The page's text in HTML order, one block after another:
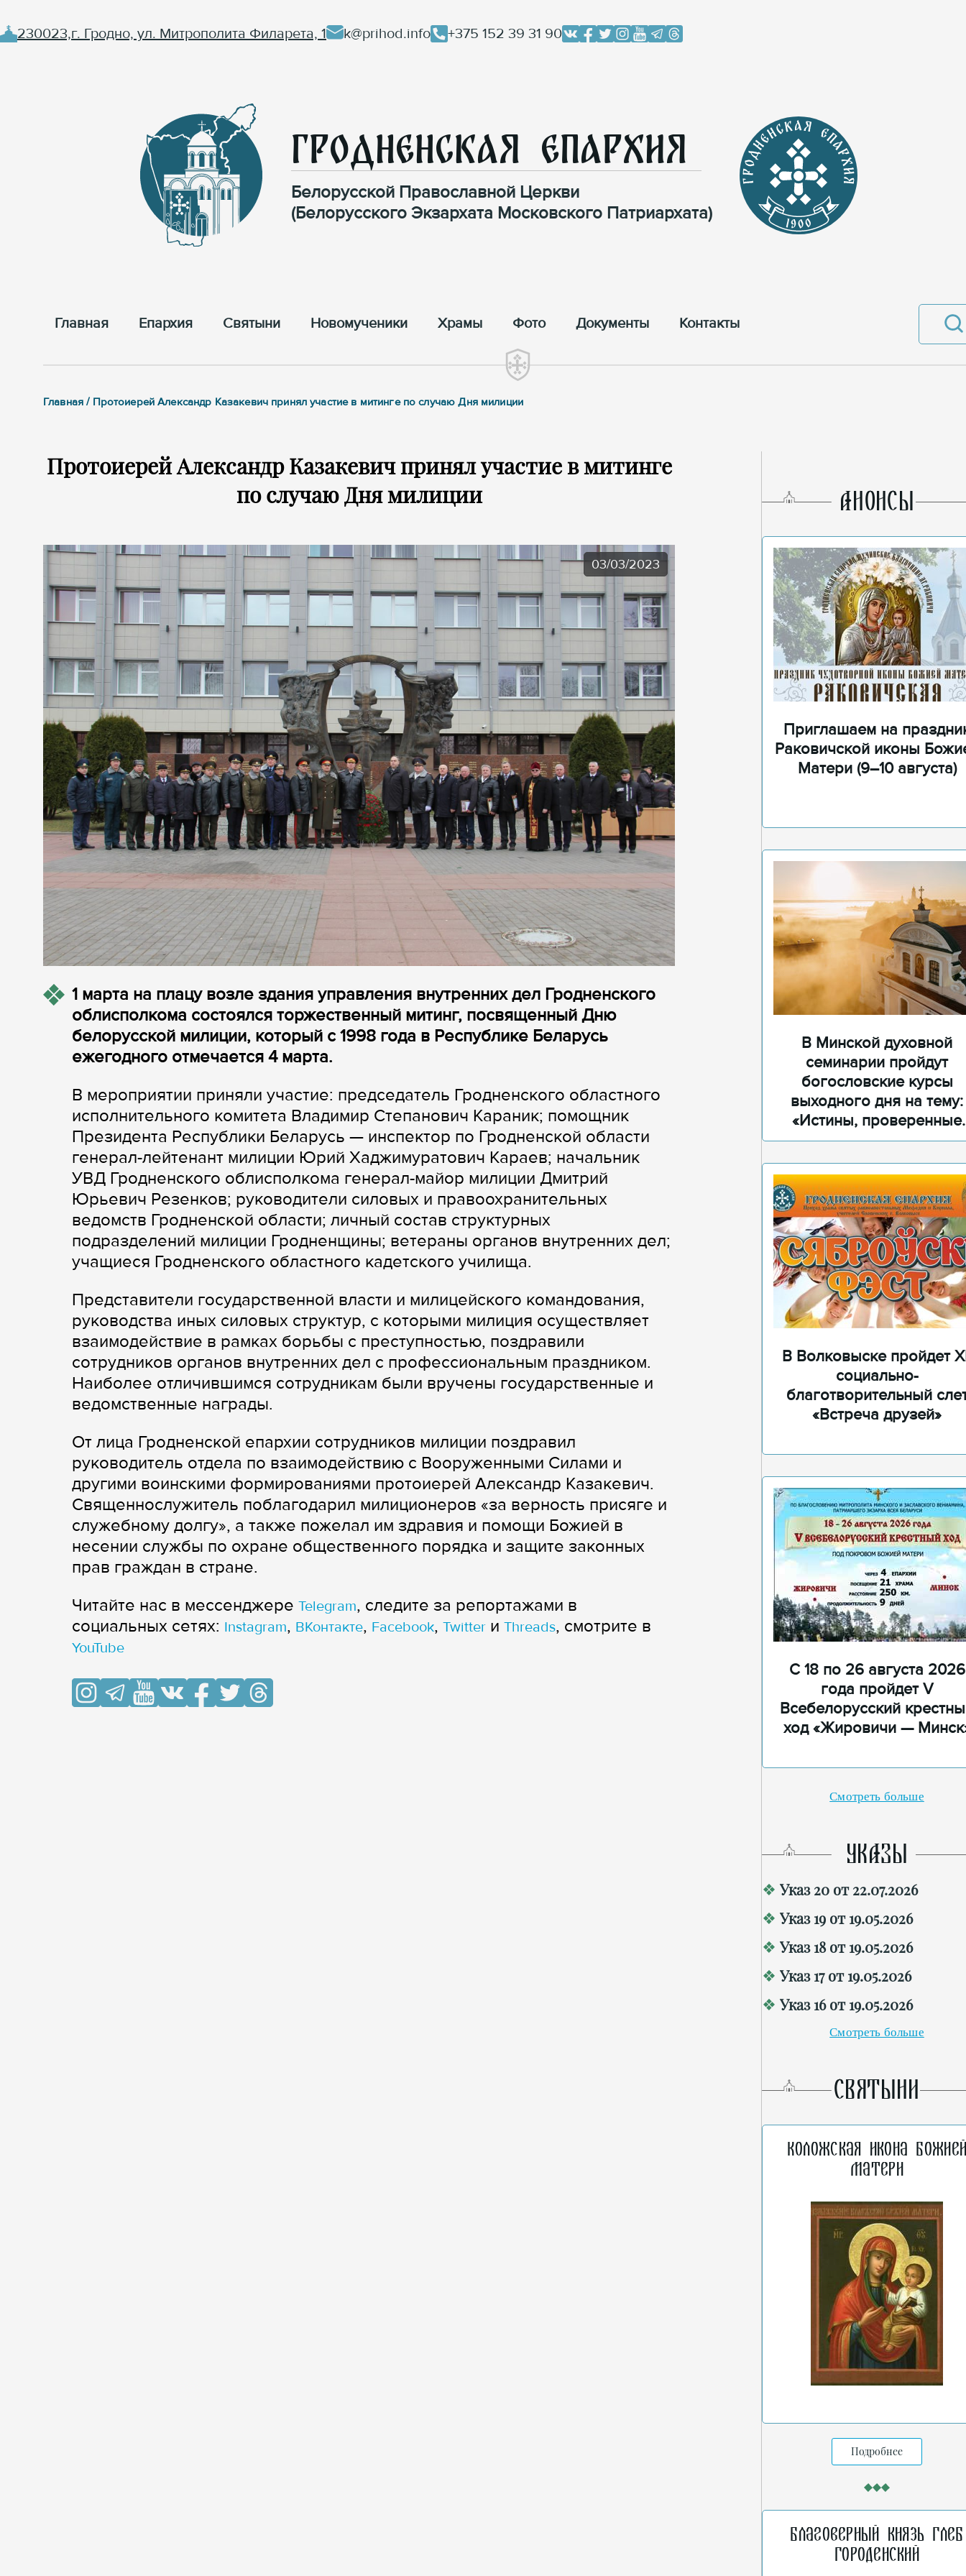
230023,г. Гродно, ул. Митрополита Филарета, 1 k@prihod.info +375 152 39 31 90
Гродненская Епархия
Белорусской Православной Церкви
(Белорусского Экзархата Московского Патриархата)
Главная Епархия Cвятыни Новомученики Храмы Фото Документы Контакты
Главная / Протоиерей Александр Казакевич принял участие в митинге по случаю Дня милиции
Протоиерей Александр Казакевич принял участие в митинге
по случаю Дня милиции
03/03/2023
1 марта на плацу возле здания управления внутренних дел Гродненского
облисполкома состоялся торжественный митинг, посвященный Дню
белорусской милиции, который с 1998 года в Республике Беларусь
ежегодного отмечается 4 марта.
В мероприятии приняли участие: председатель Гродненского областного
исполнительного комитета Владимир Степанович Караник; помощник
Президента Республики Беларусь — инспектор по Гродненской области
генерал-лейтенант милиции Юрий Хаджимуратович Караев; начальник
УВД Гродненского облисполкома генерал-майор милиции Дмитрий
Юрьевич Резенков; руководители силовых и правоохранительных
ведомств Гродненской области; личный состав структурных
подразделений милиции Гродненщины; ветераны органов внутренних дел;
учащиеся Гродненского областного кадетского училища.
Представители государственной власти и милицейского командования,
руководства иных силовых структур, с которыми милиция осуществляет
взаимодействие в рамках борьбы с преступностью, поздравили
сотрудников органов внутренних дел с профессиональным праздником.
Наиболее отличившимся сотрудникам были вручены государственные и
ведомственные награды.
От лица Гродненской епархии сотрудников милиции поздравил
руководитель отдела по взаимодействию с Вооруженными Силами и
другими воинскими формированиями протоиерей Александр Казакевич.
Священнослужитель поблагодарил милиционеров «за верность присяге и
служебному долгу», а также пожелал им здравия и помощи Божией в
несении службы по охране общественного порядка и защите законных
прав граждан в стране.
Читайте нас в мессенджере Telegram, следите за репортажами в
cоциальных сетях: Instagram, ВКонтакте, Facebook, Twitter и Threads, смотрите в
YouTube
AНОНСЫ
Приглашаем на
Раковичской иконы
Матери (9–10 августа)
В Минской духовной
семинарии пройдут
богословские курсы
выходного дня на тему:
«Истины, проверенные
временем»
В Волковыске пройдет
социально-
благотворительный
«Встреча друзей»
С 18 по 26 августа 2026
года пройдет V
Всебелорусский
ход «Жировичи —
Смотреть больше
УКАЗЫ
Указ 20 от 22.07.2026
Указ 19 от 19.05.2026
Указ 18 от 19.05.2026
Указ 17 от 19.05.2026
Указ 16 от 19.05.2026
Смотреть больше
СВЯТЫНИ
Коложская икона
Матери
Подробнее
Благоверный князь Глеб
Городенский